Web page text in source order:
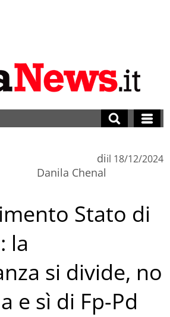
di
Danila Chenal
il 18/12/2024
Stato di
la
si divide, no
e sì di Fp-Pd